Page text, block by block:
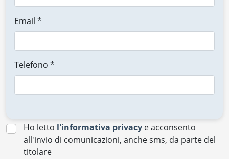
Email *
Telefono *
Ho letto l'informativa privacy e acconsento
all'invio di comunicazioni, anche sms, da parte del
titolare